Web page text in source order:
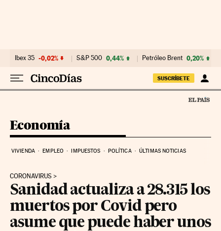
Ibex 35 -0,02% S&P 500 0,44% Petróleo Brent 0,20%
SUSCRÍBETE
Economía
VIVIENDA EMPLEO IMPUESTOS POLÍTICA ÚLTIMAS NOTICIAS
CORONAVIRUS
Sanidad actualiza a 28.315 los
muertos por Covid pero
asume que puede haber unos